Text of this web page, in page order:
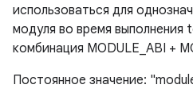
использоваться для
модуля во время
комбинация MODULE_ABI +
Постоянное значение: